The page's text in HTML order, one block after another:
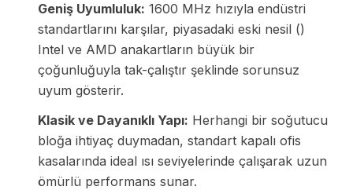
Geniş Uyumluluk: 1600 MHz hızıyla endüstri
standartlarını karşılar, piyasadaki eski nesil ()
Intel ve AMD anakartların büyük bir
çoğunluğuyla tak-çalıştır şeklinde sorunsuz
uyum gösterir.
Klasik ve Dayanıklı Yapı: Herhangi bir soğutucu
bloğa ihtiyaç duymadan, standart kapalı ofis
kasalarında ideal ısı seviyelerinde çalışarak uzun
ömürlü performans sunar.